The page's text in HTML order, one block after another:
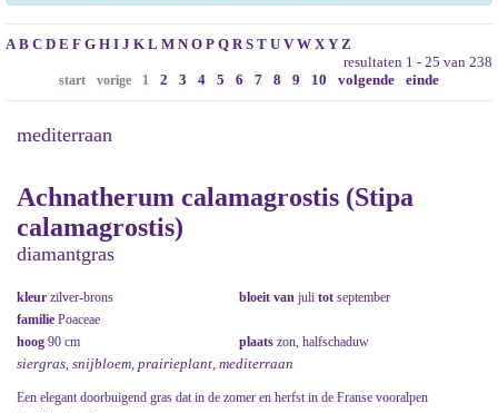
A B C D E F G H I J K L M N O P Q R S T U V W X Y Z
resultaten 1 - 25 van 238
start vorige 1 2 3 4 5 6 7 8 9 10 volgende einde
mediterraan
Achnatherum calamagrostis (Stipa
calamagrostis)
diamantgras
kleur zilver-brons bloeit van juli tot september
familie Poaceae
hoog 90 cm plaats zon, halfschaduw
siergras, snijbloem, prairieplant, mediterraan
Een elegant doorbuigend gras dat in de zomer en herfst in de Franse vooralpen